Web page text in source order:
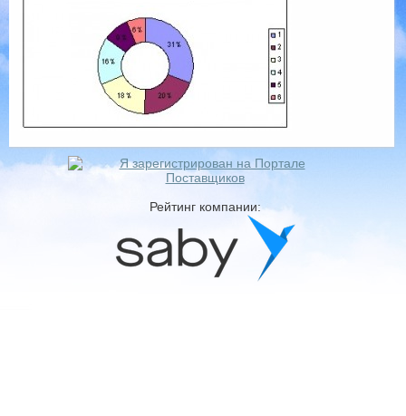
Рейтинг компании: